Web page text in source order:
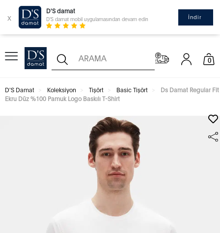
x
D'S damat
D'S damat mobil uygulamasından devam edin İndir
0
D'S Damat Koleksiyon Tişört Basic Tişört
Ds Damat Regular Fit
Ekru Düz %100 Pamuk Logo Baskılı T-Shirt